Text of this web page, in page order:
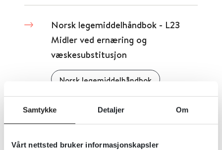
Samtykke Detaljer Om
Vårt nettsted bruker informasjonskapsler
Norsk legemiddelhåndbok - L23
Midler ved ernæring og
væskesubstitusjon
Norsk legemiddelhåndbok
Norsk legemiddelhåndbok - T23